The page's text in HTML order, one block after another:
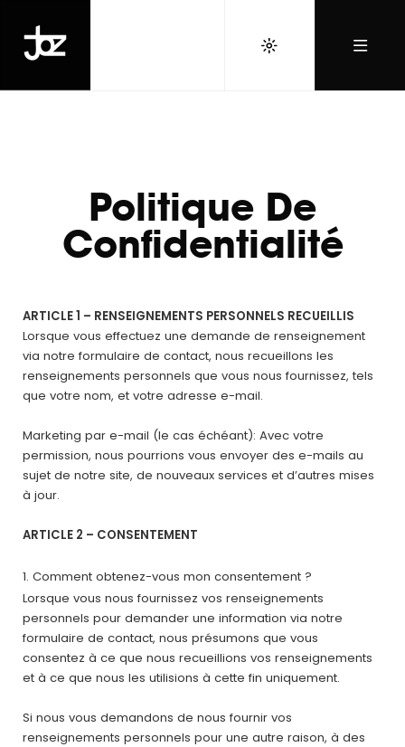
Politique De
Confidentialité
ARTICLE 1 – RENSEIGNEMENTS PERSONNELS RECUEILLIS
Lorsque vous effectuez une demande de renseignement
via notre formulaire de contact, nous recueillons les
renseignements personnels que vous nous fournissez, tels
que votre nom, et votre adresse e-mail.
Marketing par e-mail (le cas échéant): Avec votre
permission, nous pourrions vous envoyer des e-mails au
sujet de notre site, de nouveaux services et d’autres mises
à jour.
ARTICLE 2 – CONSENTEMENT
Comment obtenez-vous mon consentement ?
Lorsque vous nous fournissez vos renseignements
personnels pour demander une information via notre
formulaire de contact, nous présumons que vous
consentez à ce que nous recueillions vos renseignements
et à ce que nous les utilisions à cette fin uniquement.
Si nous vous demandons de nous fournir vos
renseignements personnels pour une autre raison, à des